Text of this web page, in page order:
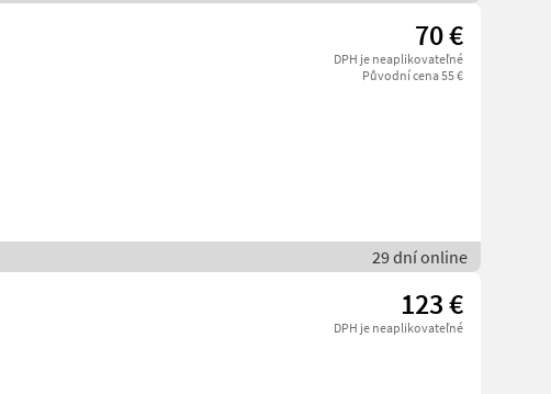
70 €
DPH je neaplikovateľné
Původní cena 55 €
29 dní online
123 €
DPH je neaplikovateľné